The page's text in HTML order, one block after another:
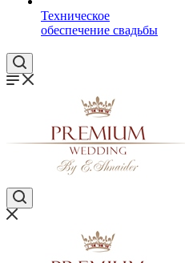
Техническое
обеспечение свадьбы